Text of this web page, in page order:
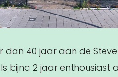
dan 40 jaar aan de
bijna 2 jaar enthousiast